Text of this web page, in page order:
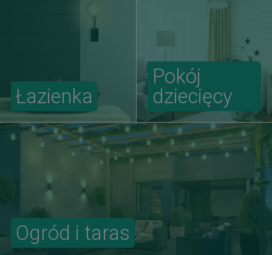
Ogród i taras
Łazienka
Pokój
dziecięcy